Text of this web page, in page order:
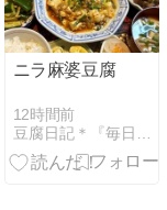
ニラ麻婆豆腐
12時間前
豆腐日記＊『毎日豆腐食べてます！』